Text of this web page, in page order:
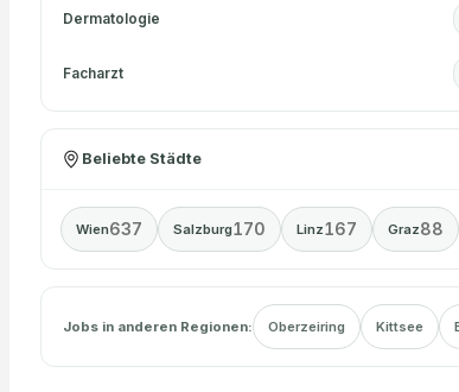
Dermatologie
Facharzt
Beliebte Städte
Wien637 Salzburg170 Linz167 Graz88
Jobs in anderen Regionen: Oberzeiring Kittsee